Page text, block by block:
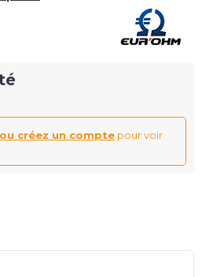
créez un compte pour voir